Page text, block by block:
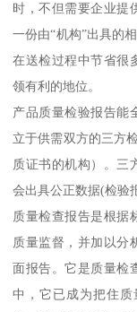
时，不但需要企业提
一份由“机构”出具的
在送检过程中节省很
领有利的地位。
产品质量检验报告能
立于供需双方的三方
质证书的机构）。三
会出具公正数据(检验
质量检查报告是根据
质量监督，并加以分
面报告。它是质量检
中，它已成为把住